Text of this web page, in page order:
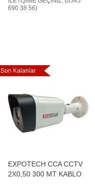
690 38 56)
Son Kalanlar
EXPOTECH CCA CCTV
2X0,50 300 MT KABLO